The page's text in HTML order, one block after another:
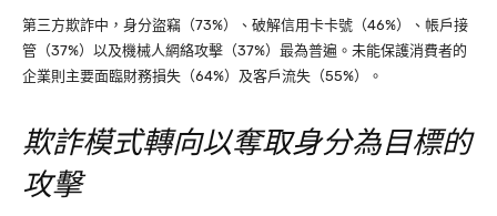
第三方欺詐中，身分盜竊（73%）、破解信用卡卡號（46%）、帳戶接
管（37%）以及機械人網絡攻擊（37%）最為普遍。未能保護消費者的
企業則主要面臨財務損失（64%）及客戶流失（55%）。
欺詐模式轉向以奪取身分為目標的
攻擊